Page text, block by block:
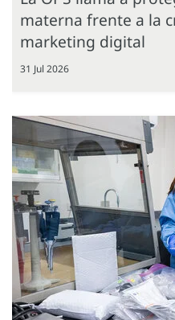
materna frente a la
marketing digital
31 Jul 2026